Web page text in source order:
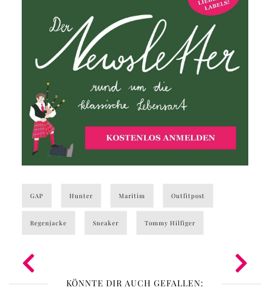
GAP Hunter Maritim Outfitpost
Regenjacke Sneaker Tommy Hilfiger
KÖNNTE DIR AUCH GEFALLEN: